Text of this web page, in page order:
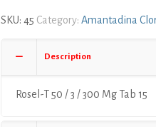
SKU: 45 Category: Amantadina
Description
Rosel-T 50 / 3 / 300 Mg Tab 15